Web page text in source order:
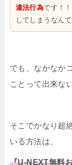
違法行為です！
してしまうなん
でも、なかなか
ことって出来な
そこでかなり超
いる方法は、
『U-NEXT無料